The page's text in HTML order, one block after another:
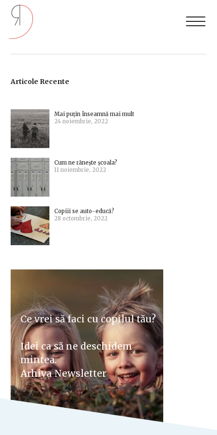
Articole Recente
Mai puțin înseamnă mai mult
24 noiembrie, 2022
Cum ne rănește școala?
11 noiembrie, 2022
Copiii se auto-educă?
28 octombrie, 2022
Ce vrei să faci cu copilul tău?
Idei ca să ne deschidem
mintea.
Arhiva Newsletter